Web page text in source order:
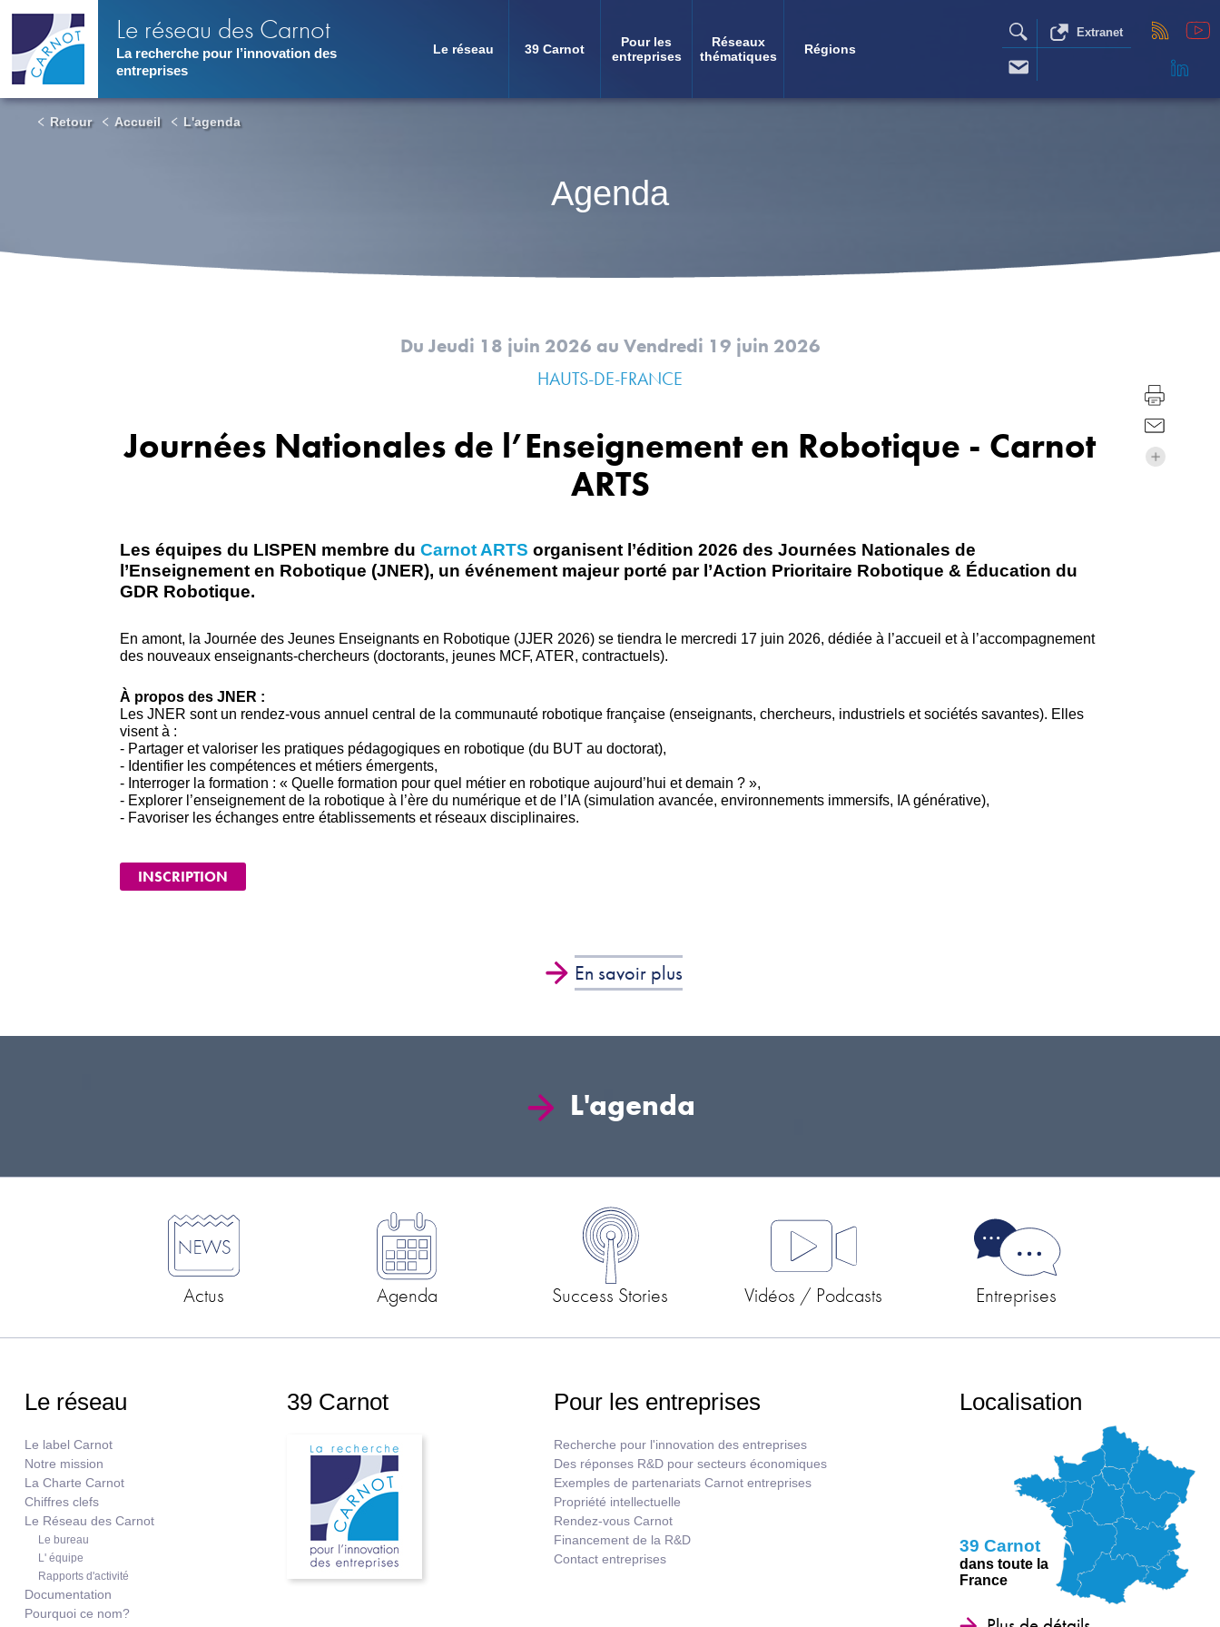
contenu
principal
Le réseau des Carnot
La recherche pour l’innovation des
entreprises
Navigation
principale
Le réseau 39 Carnot
Pour les
entreprises
Réseaux
thématiques
Régions
Extranet
Retour Accueil L'agenda
Agenda
Du Jeudi 18 juin 2026 au Vendredi 19 juin 2026
HAUTS-DE-FRANCE
Journées Nationales de l’Enseignement en Robotique - Carnot
ARTS
Les équipes du LISPEN membre du Carnot ARTS organisent l’édition 2026 des Journées Nationales de
l’Enseignement en Robotique (JNER), un événement majeur porté par l’Action Prioritaire Robotique & Éducation du
GDR Robotique.
En amont, la Journée des Jeunes Enseignants en Robotique (JJER 2026) se tiendra le mercredi 17 juin 2026, dédiée à l’accueil et à l’accompagnement
des nouveaux enseignants-chercheurs (doctorants, jeunes MCF, ATER, contractuels).
À propos des JNER :
Les JNER sont un rendez-vous annuel central de la communauté robotique française (enseignants, chercheurs, industriels et sociétés savantes). Elles
visent à :
- Partager et valoriser les pratiques pédagogiques en robotique (du BUT au doctorat),
- Identifier les compétences et métiers émergents,
- Interroger la formation : « Quelle formation pour quel métier en robotique aujourd’hui et demain ? »,
- Explorer l’enseignement de la robotique à l’ère du numérique et de l’IA (simulation avancée, environnements immersifs, IA générative),
- Favoriser les échanges entre établissements et réseaux disciplinaires.
INSCRIPTION
En savoir plus
L'agenda
Actus Agenda Success Stories Vidéos / Podcasts Entreprises
Le réseau
Le label Carnot
Notre mission
La Charte Carnot
Chiffres clefs
Le Réseau des Carnot
Le bureau
L' équipe
Rapports d'activité
Documentation
Pourquoi ce nom?
39 Carnot Pour les entreprises
Recherche pour l'innovation des entreprises
Des réponses R&D pour secteurs économiques
Exemples de partenariats Carnot entreprises
Propriété intellectuelle
Rendez-vous Carnot
Financement de la R&D
Contact entreprises
Localisation
39 Carnot
dans toute la
France